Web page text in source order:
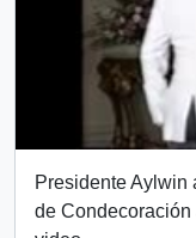
Presidente Aylwin
de